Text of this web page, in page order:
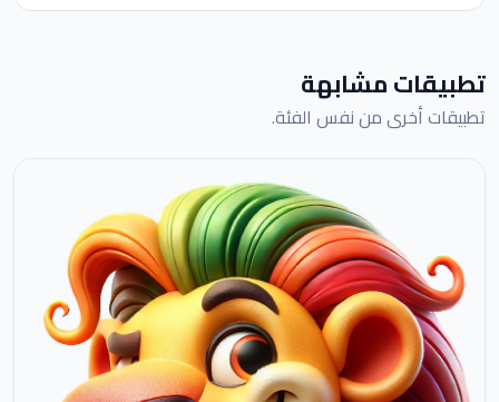
تطبيقات مشابهة
تطبيقات أخرى من نفس الفئة.